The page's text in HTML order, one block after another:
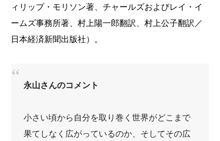
ィリップ・モリソン著、チャールズおよびレイ・イ
ームズ事務所著、村上陽一郎翻訳、村上公子翻訳／
日本経済新聞出版社）。
永山さんのコメント
小さい頃から自分を取り巻く世界がどこまで
果てしなく広がっているのか、そしてその広